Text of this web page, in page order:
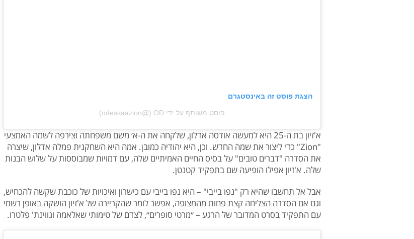
הצגת פוסט זה באינסטגרם
פוסט משותף על ידי ‏‎OD‎‏ (@‏‎odessaazion‎‏)
א'זיון בת ה-25 היא למעשה אודסה אדלון, שלקחה את ה-א׳ משם משפחתה וצירפה לשמה האמצעי
"Zion" כדי ליצור את שמה החדש. וכן, היא יהודיה כמובן. אמה היא השחקנית פמלה אדלון, שיצרה
את הסדרה "דברים טובים" על בסיס החיים האמיתיים שלה, עם דמויות שמבוססות על שלוש הבנות
שלה. א'זיון אפילו הופיעה שם בתפקיד קטנטן.
אבל אל תחשבו שהיא רק "נפו בייבי" – היא נפו בייבי עם כישרון ואיכויות של כוכבת שקשה להכחיש,
וגם אם הסדרה הצליחה קצת פחות מהמצופה, אפשר לומר שהקריירה של א'זיון הושקה באופן רשמי
עם התפקיד בסרט המדובר של הרגע – ״מרטי סופרים״, לצדם של טימותי שאלאמה וגווינת' פלטרו.